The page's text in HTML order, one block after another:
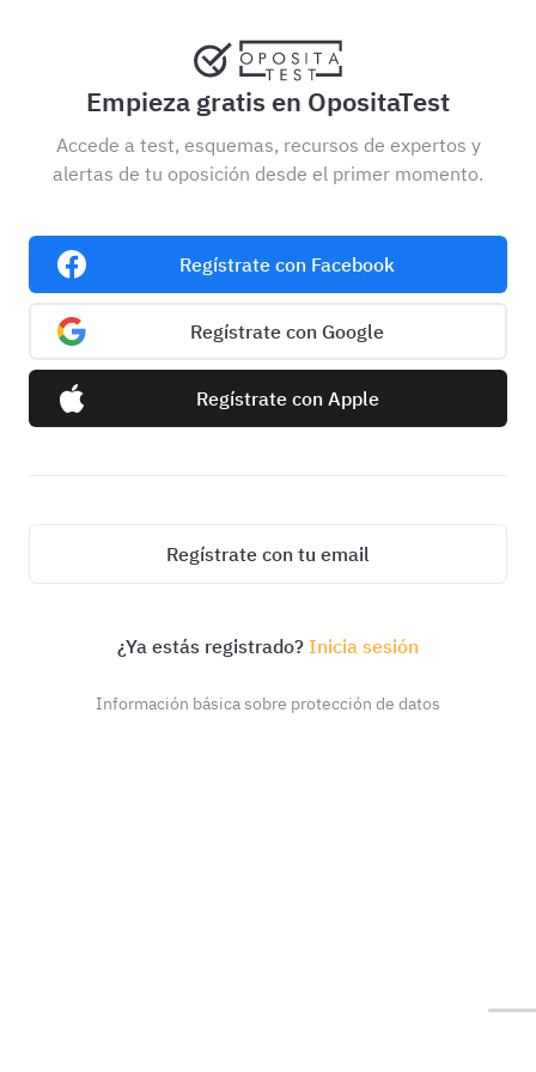
Empieza gratis en OpositaTest
Accede a test, esquemas, recursos de expertos y
alertas de tu oposición desde el primer momento.
Regístrate con Facebook
Regístrate con Google
Regístrate con Apple
Regístrate con tu email
¿Ya estás registrado? Inicia sesión
Información básica sobre protección de datos